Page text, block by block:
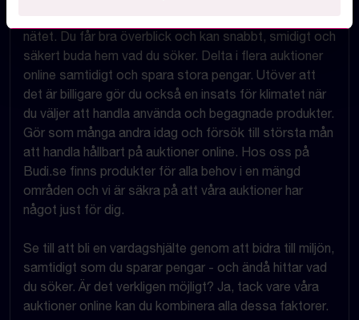
nätet. Du får bra överblick och kan snabbt, smidigt och
säkert buda hem vad du söker. Delta i flera auktioner
online samtidigt och spara stora pengar. Utöver att
det är billigare gör du också en insats för klimatet när
du väljer att handla använda och begagnade produkter.
Gör som många andra idag och försök till största mån
att handla hållbart på auktioner online. Hos oss på
Budi.se finns produkter för alla behov i en mängd
områden och vi är säkra på att våra auktioner har
något just för dig.
Se till att bli en vardagshjälte genom att bidra till miljön,
samtidigt som du sparar pengar - och ändå hittar vad
du söker. Är det verkligen möjligt? Ja, tack vare våra
auktioner online kan du kombinera alla dessa faktorer.